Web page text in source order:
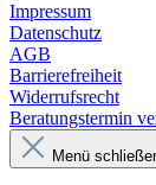
Impressum
Datenschutz
AGB
Barrierefreiheit
Widerrufsrecht
Beratungstermin
Menü